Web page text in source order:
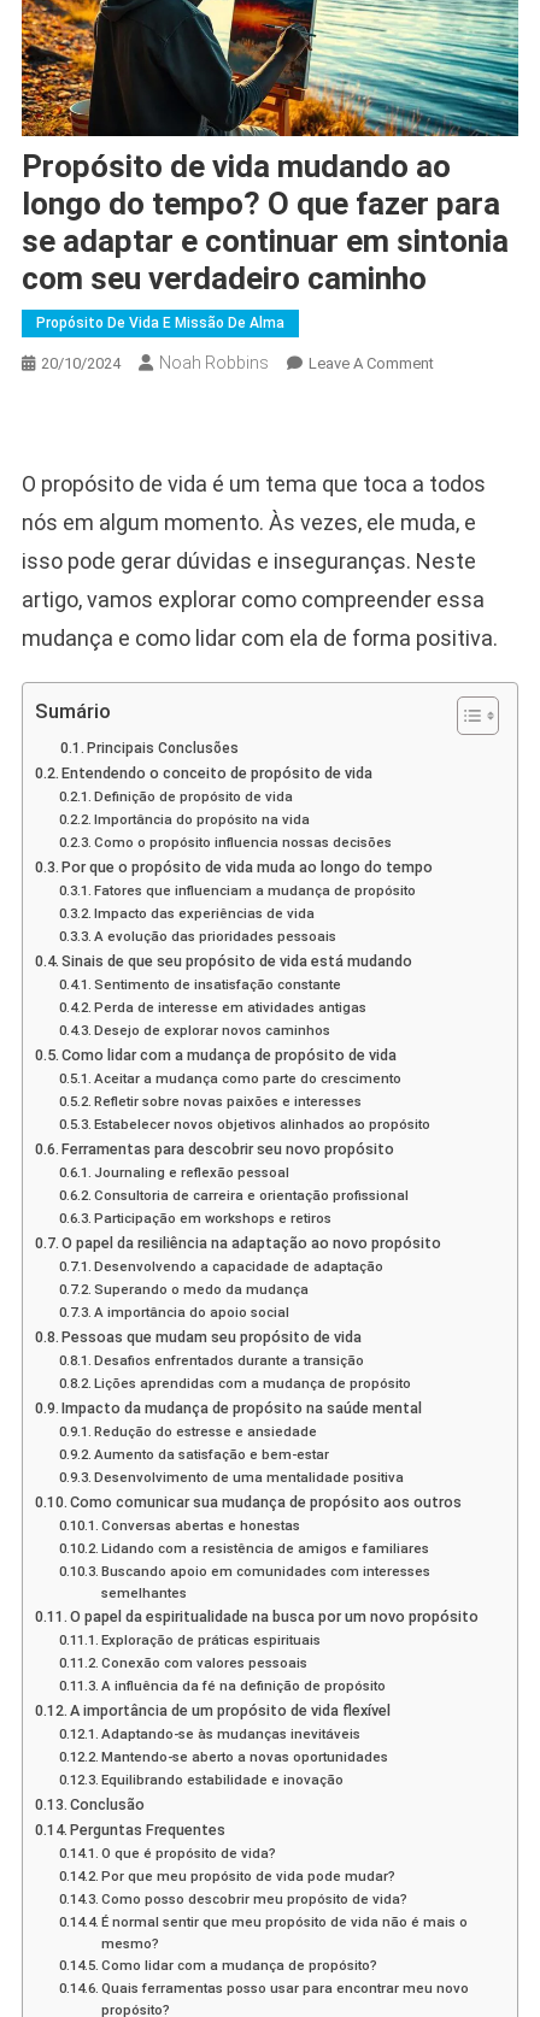
Propósito de vida mudando ao
longo do tempo? O que fazer para
se adaptar e continuar em sintonia
com seu verdadeiro caminho
Propósito De Vida E Missão De Alma
20/10/2024 Noah Robbins Leave A CommentOn
Mudando
Longo
Do
O
Que
Para
O propósito de vida é um tema que toca a todos
nós em algum momento. Às vezes, ele muda, e
isso pode gerar dúvidas e inseguranças. Neste
artigo, vamos explorar como compreender essa
mudança e como lidar com ela de forma positiva.
Sumário
Principais Conclusões
Entendendo o conceito de propósito de vida
Definição de propósito de vida
Importância do propósito na vida
Como o propósito influencia nossas decisões
Por que o propósito de vida muda ao longo do tempo
Fatores que influenciam a mudança de propósito
Impacto das experiências de vida
A evolução das prioridades pessoais
Sinais de que seu propósito de vida está mudando
Sentimento de insatisfação constante
Perda de interesse em atividades antigas
Desejo de explorar novos caminhos
Como lidar com a mudança de propósito de vida
Aceitar a mudança como parte do crescimento
Refletir sobre novas paixões e interesses
Estabelecer novos objetivos alinhados ao propósito
Ferramentas para descobrir seu novo propósito
Journaling e reflexão pessoal
Consultoria de carreira e orientação profissional
Participação em workshops e retiros
O papel da resiliência na adaptação ao novo propósito
Desenvolvendo a capacidade de adaptação
Superando o medo da mudança
A importância do apoio social
Pessoas que mudam seu propósito de vida
Desafios enfrentados durante a transição
Lições aprendidas com a mudança de propósito
Impacto da mudança de propósito na saúde mental
Redução do estresse e ansiedade
Aumento da satisfação e bem-estar
Desenvolvimento de uma mentalidade positiva
Como comunicar sua mudança de propósito aos outros
Conversas abertas e honestas
Lidando com a resistência de amigos e familiares
Buscando apoio em comunidades com interesses
semelhantes
O papel da espiritualidade na busca por um novo propósito
Exploração de práticas espirituais
Conexão com valores pessoais
A influência da fé na definição de propósito
A importância de um propósito de vida flexível
Adaptando-se às mudanças inevitáveis
Mantendo-se aberto a novas oportunidades
Equilibrando estabilidade e inovação
Conclusão
Perguntas Frequentes
O que é propósito de vida?
Por que meu propósito de vida pode mudar?
Como posso descobrir meu propósito de vida?
É normal sentir que meu propósito de vida não é mais o
mesmo?
Como lidar com a mudança de propósito?
Quais ferramentas posso usar para encontrar meu novo
propósito?